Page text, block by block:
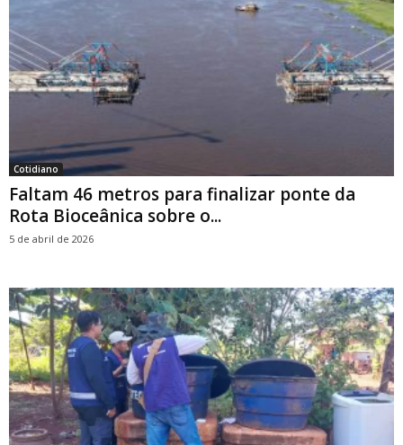
Cotidiano
Faltam 46 metros para finalizar ponte da
Rota Bioceânica sobre o...
5 de abril de 2026